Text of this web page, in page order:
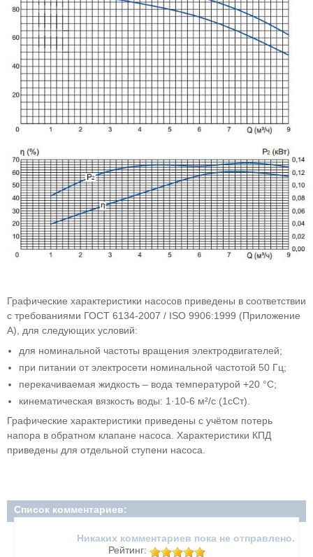
Графические характеристики насосов приведены в соответствии
с требованиями ГОСТ 6134-2007 / ISO 9906:1999 (Приложение
А), для следующих условий:
для номинальной частоты вращения электродвигателей;
при питании от электросети номинальной частотой 50 Гц;
перекачиваемая жидкость – вода температурой +20 °С;
кинематическая вязкость воды: 1·10-6 м²/с (1сСт).
Графические характеристики приведены с учётом потерь
напора в обратном клапане насоса. Характеристики КПД
приведены для отдельной ступени насоса.
Список комментариев:
Никаких комментариев пока не отправлено.
Рейтинг: